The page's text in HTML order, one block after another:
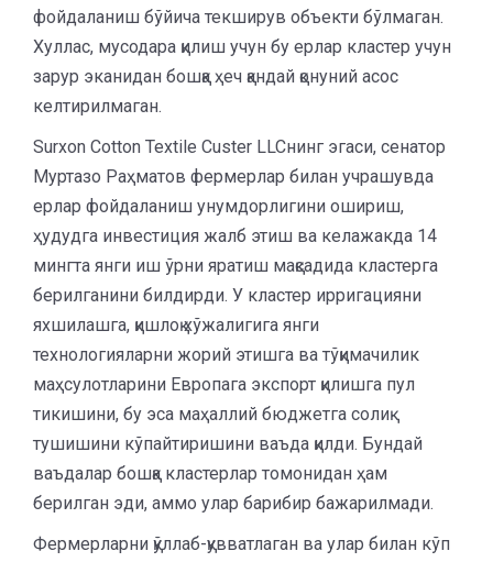
фойдаланиш бўйича текширув объекти бўлмаган.
Хуллас, мусодара қилиш учун бу ерлар кластер учун
зарур эканидан бошқа ҳеч қандай қонуний асос
келтирилмаган.
Surxon Cotton Textile Custer LLCнинг эгаси, сенатор
Муртазо Раҳматов фермерлар билан учрашувда
ерлар фойдаланиш унумдорлигини ошириш,
ҳудудга инвестиция жалб этиш ва келажакда 14
мингта янги иш ўрни яратиш мақсадида кластерга
берилганини билдирди. У кластер ирригацияни
яхшилашга, қишлоқ хўжалигига янги
технологияларни жорий этишга ва тўқимачилик
маҳсулотларини Европага экспорт қилишга пул
тикишини, бу эса маҳаллий бюджетга солиқ
тушишини кўпайтиришини ваъда қилди. Бундай
ваъдалар бошқа кластерлар томонидан ҳам
берилган эди, аммо улар барибир бажарилмади.
Фермерларни қўллаб-қувватлаган ва улар билан кўп